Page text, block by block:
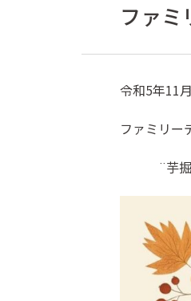
ファミ
令和5年11
ファミリー
¨芋掘